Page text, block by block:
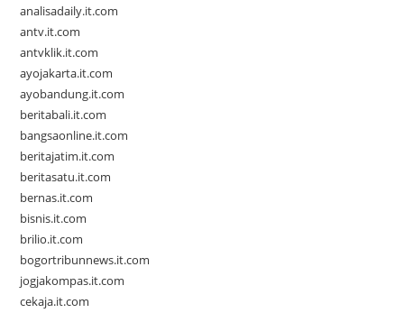
analisadaily.it.com
antv.it.com
antvklik.it.com
ayojakarta.it.com
ayobandung.it.com
beritabali.it.com
bangsaonline.it.com
beritajatim.it.com
beritasatu.it.com
bernas.it.com
bisnis.it.com
brilio.it.com
bogortribunnews.it.com
jogjakompas.it.com
cekaja.it.com